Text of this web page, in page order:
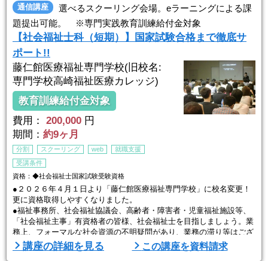
児童・高齢者・障害者・地域・医療・低所得者対策などの福祉政策や
制度から社会保障、権利擁護までの幅広い教育課程で理論と実践を備
えた福祉専門職を養成します。
■目標に向けた学修
基礎的な学びを踏まえ ...
通信講座
選べるスクーリング会場。eラーニングによる課
題提出可能。 ※専門実践教育訓練給付金対象
【社会福祉士科（短期）】国家試験合格まで徹底サ
ポート!!
藤仁館医療福祉専門学校(旧校名:
専門学校高崎福祉医療カレッジ)
教育訓練給付金対象
費用：
200,000 円
期間： 約9ヶ月
分割 スクーリング web
就職支援
受講条件
資格：◆社会福祉士国家試験受験資格
●２０２６年４月１日より「藤仁館医療福祉専門学校」に校名変更！
更に資格取得しやすくなりました。
●福祉事務所、社会福祉協議会、高齢者・障害者・児童福祉施設等、
「社会福祉主事」有資格者の皆様、社会福祉士を目指しましょう。業
務上、フォーマルな社会資源の不明疑問があり、業務の滞り等はござ
いませんか？このこと等を解消するためには、社会福祉士が必要で
す！
講座の詳細を見る この講座を資料請求